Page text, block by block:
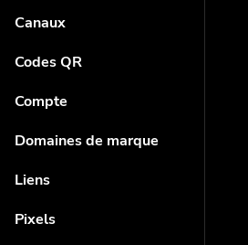
Canaux
Codes QR
Compte
Domaines de marque
Liens
Pixels